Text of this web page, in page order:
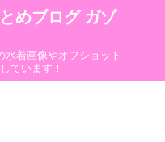
めブログ ガゾ
着画像やオフショット
ています！